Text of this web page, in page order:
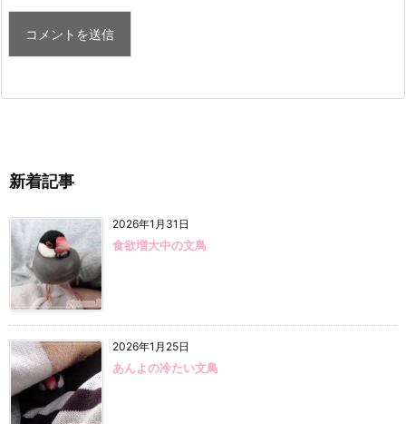
新着記事
2026年1月31日
食欲増大中の文鳥
2026年1月25日
あんよの冷たい文鳥